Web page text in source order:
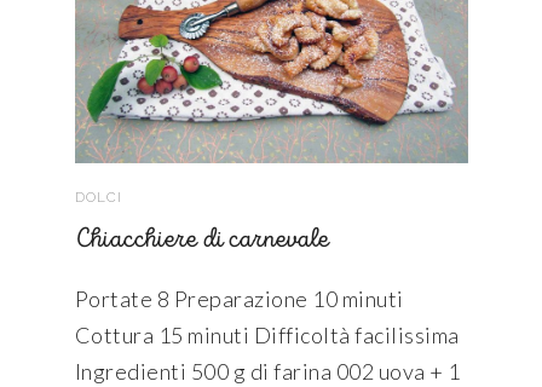
DOLCI
Chiacchiere di carnevale
Portate 8 Preparazione 10 minuti
Cottura 15 minuti Difficoltà facilissima
Ingredienti 500 g di farina 002 uova + 1